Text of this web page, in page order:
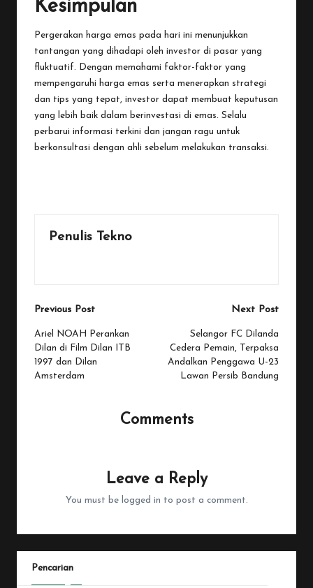
Kesimpulan
Pergerakan harga emas pada hari ini menunjukkan
tantangan yang dihadapi oleh investor di pasar yang
fluktuatif. Dengan memahami faktor-faktor yang
mempengaruhi harga emas serta menerapkan strategi
dan tips yang tepat, investor dapat membuat keputusan
yang lebih baik dalam berinvestasi di emas. Selalu
perbarui informasi terkini dan jangan ragu untuk
berkonsultasi dengan ahli sebelum melakukan transaksi.
Penulis Tekno
Post
navigation
Previous Post
Ariel NOAH Perankan
Dilan di Film Dilan ITB
1997 dan Dilan
Amsterdam
Next Post
Selangor FC Dilanda
Cedera Pemain, Terpaksa
Andalkan Penggawa U-23
Lawan Persib Bandung
Comments
Leave a Reply
You must be logged in to post a comment.
Pencarian